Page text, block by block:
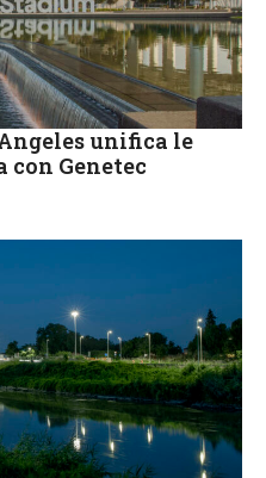
unifica le
con Genetec